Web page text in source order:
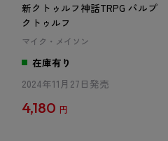
新クトゥルフ神話TRPG パルプ
クトゥルフ
マイク・メイソン
在庫有り
2024年11月27日発売
4,180 円